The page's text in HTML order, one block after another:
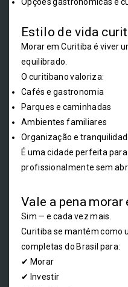
Estilo de vida
Morar em Curitiba é viver
equilibrado.
O curitibano valoriza:
Cafés e gastronomia
Parques e caminhadas
Ambientes familiares
Organização e
É uma cidade perfeita
profissionalmente sem
Vale a pena
Sim — e cada vez mais.
Curitiba se mantém como
completas do Brasil para:
✔ Morar
✔ Investir